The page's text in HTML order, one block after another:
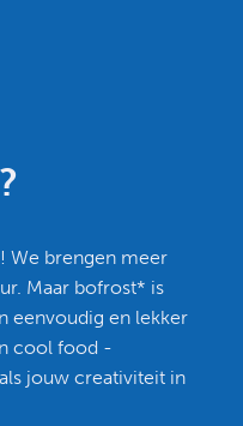
We brengen meer
Maar bofrost* is
eenvoudig en lekker
cool food -
jouw creativiteit in